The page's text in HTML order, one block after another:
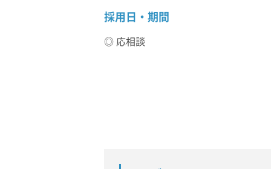
採用日・期間
◎ 応相談